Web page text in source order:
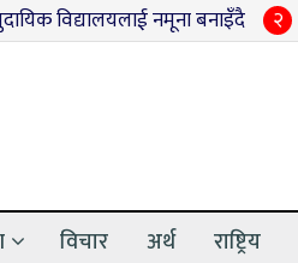
नमूना बनाइँदै २ मृग बचाउन
विचार अर्थ राष्ट्रिय